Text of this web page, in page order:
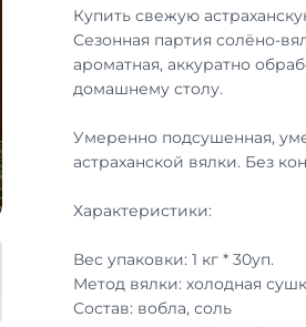
Купить свежую
Сезонная партия солёно-
ароматная, аккуратно
домашнему столу.
Умеренно подсушенная,
астраханской вялки. Без
Характеристики:
Вес упаковки: 1 кг * 30уп.
Метод вялки: холодная
Состав: вобла, соль